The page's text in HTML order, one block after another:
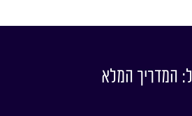
המדריך המלא